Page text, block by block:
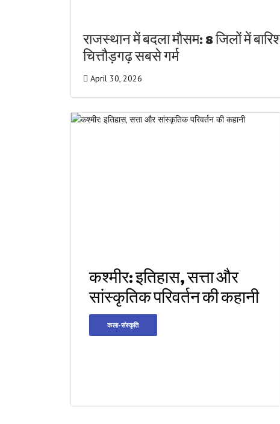
राजस्थान में बदला मौसम: 8 जिलों में
चित्तौड़गढ़ सबसे गर्म
April 30, 2026
कश्मीर: इतिहास, सत्ता और
सांस्कृतिक परिवर्तन की कहानी
कला-संस्कृति